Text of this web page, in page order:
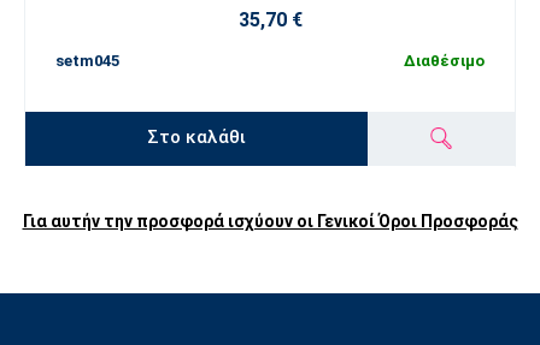
35,70 €
setm045 Διαθέσιμο
Στο καλάθι
Για αυτήν την προσφορά ισχύουν οι Γενικοί Όροι Προσφοράς